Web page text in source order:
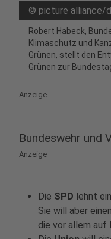
© picture alliance/
Robert Habeck,
Klimaschutz und
Grünen, stellt den
Grünen zur
Anzeige
Bundeswehr und
Anzeige
Die SPD lehnt
Sie will aber
die vor allem auf